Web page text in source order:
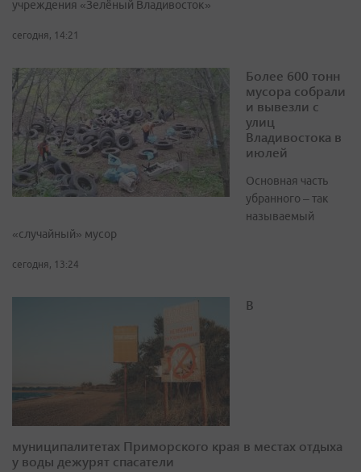
учреждения «Зелёный Владивосток»
сегодня, 14:21
Более 600 тонн
мусора собрали
и вывезли с
улиц
Владивостока в
июлей
Основная часть
убранного – так
называемый
«случайный» мусор
сегодня, 13:24
В
муниципалитетах Приморского края в местах отдыха
у воды дежурят спасатели